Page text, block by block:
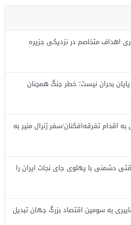
اهداف متخاصم در نزدیکی جزیره
بحران نیست؛ خطر جنگ همچنان
اقدام تفرقه‌افکنان/سفر ژنرال منیر به
دشمنی با پهلوی جای نجات ایران را
سایبری به سومین اقتصاد بزرگ جهان تبدیل